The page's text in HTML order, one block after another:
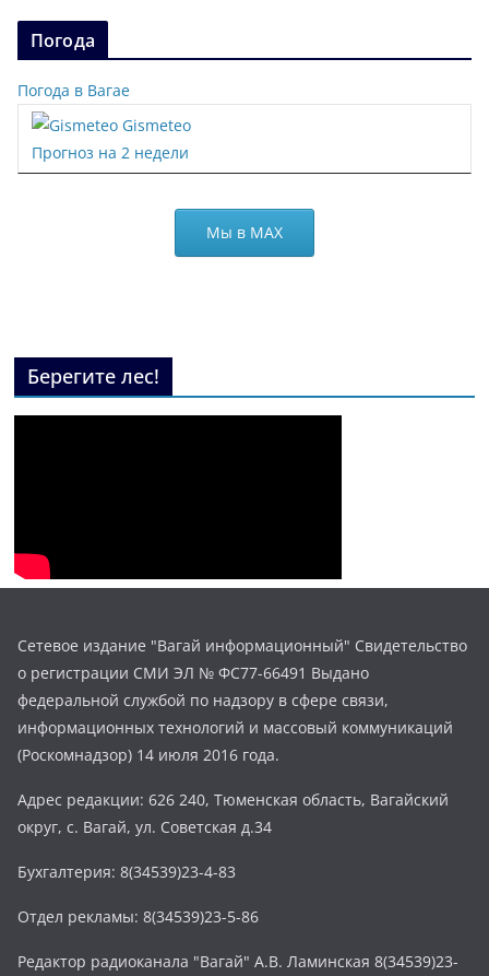
Погода
Погода в Вагае
Gismeteo
Прогноз на 2 недели
Мы в МАХ
Берегите лес!
Сетевое издание "Вагай информационный" Свидетельство
о регистрации СМИ ЭЛ № ФС77-66491 Выдано
федеральной службой по надзору в сфере связи,
информационных технологий и массовый коммуникаций
(Роскомнадзор) 14 июля 2016 года.
Адрес редакции: 626 240, Тюменская область, Вагайский
округ, с. Вагай, ул. Советская д.34
Бухгалтерия: 8(34539)23-4-83
Отдел рекламы: 8(34539)23-5-86
Редактор радиоканала "Вагай" А.В. Ламинская 8(34539)23-